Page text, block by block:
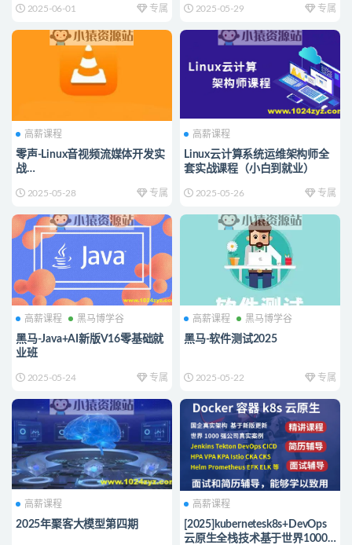
2025-06-01 专属 2025-05-29 专属
高薪课程
零声-Linux音视频流媒体开发实
战
WebRTC
2025-05-28 专属
高薪课程
Linux云计算系统运维架构师全
套实战课程（小白到就业）
2025-05-26 专属
高薪课程 黑马博学谷
黑马-Java+AI新版V16零基础就
业班
2025-05-24 专属
高薪课程 黑马博学谷
黑马-软件测试2025
2025-05-22 专属
高薪课程
2025年聚客大模型第四期
高薪课程
[2025]kubernetesk8s+DevOps
云原生全栈技术基于世界1000